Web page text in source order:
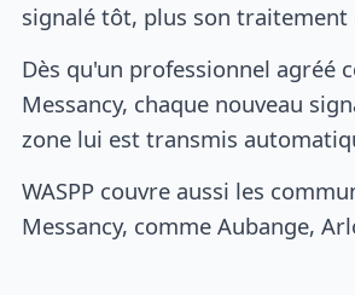
signalé tôt, plus son traitement
Dès qu'un professionnel agréé
Messancy, chaque nouveau
zone lui est transmis
WASPP couvre aussi les
Messancy, comme Aubange,